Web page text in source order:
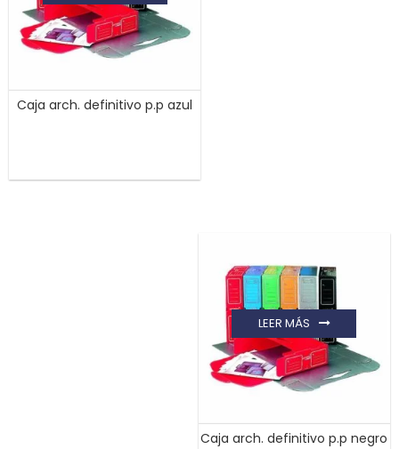
Caja arch. definitivo p.p azul
Caja arch. definitivo p.p negro
LEER MÁS